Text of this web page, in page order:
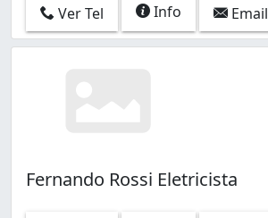
Ver Tel Info Email
Fernando Rossi Eletricista